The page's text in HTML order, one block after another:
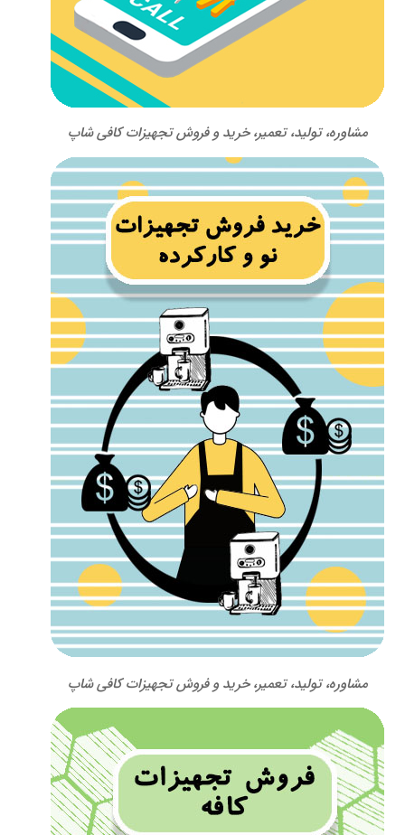
مشاوره، تولید، تعمیر، خرید و فروش تجهیزات کافی شاپ
مشاوره، تولید، تعمیر، خرید و فروش تجهیزات کافی شاپ